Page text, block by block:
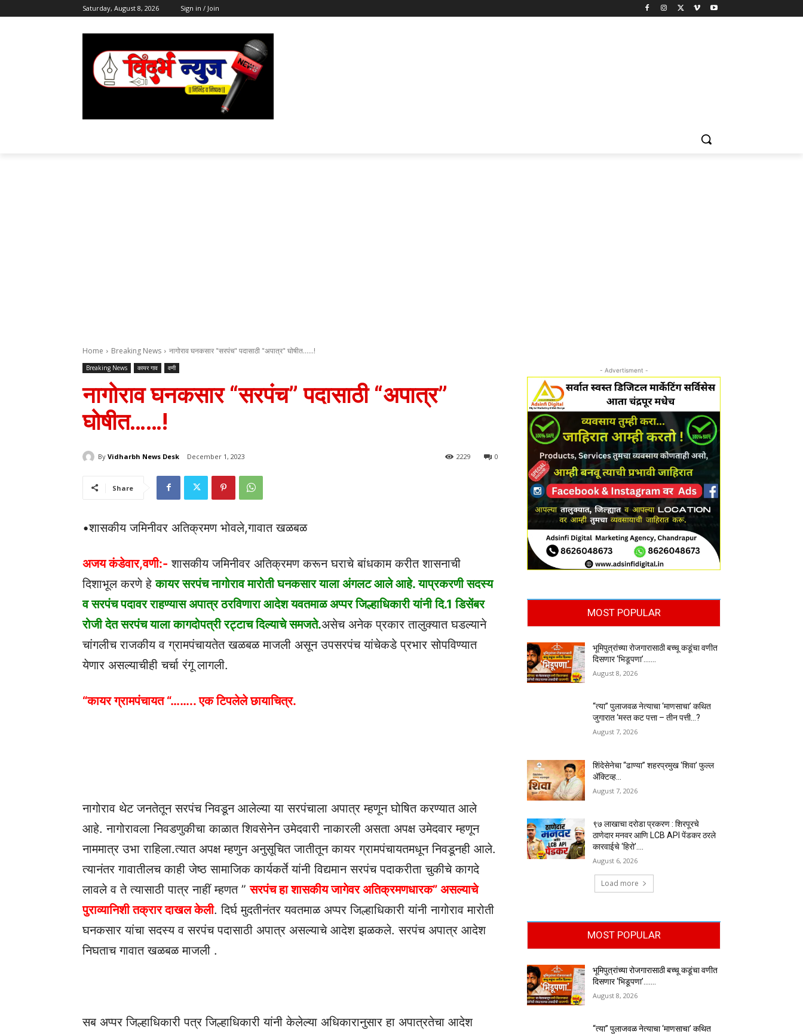
Saturday, August 8, 2026 Sign in / Join
Home Breaking News नागोराव घनकसार "सरपंच" पदासाठी "अपात्र" घोषीत......!
Breaking News कायर गाव वणी
नागोराव घनकसार “सरपंच” पदासाठी “अपात्र”
घोषीत……!
By Vidharbh News Desk December 1, 2023 0
2229
Share
•शासकीय जमिनीवर अतिक्रमण भोवले,गावात खळबळ
अजय कंडेवार,वणी:- शासकीय जमिनीवर अतिक्रमण करून घराचे बांधकाम करीत शासनाची
दिशाभूल करणे हेकायर सरपंच नागोराव मारोती घनकसार याला अंगलट आले आहे. याप्रकरणी सदस्य
व सरपंच पदावर राहण्यास अपात्र ठरविणारा आदेश यवतमाळ अप्पर जिल्हाधिकारी यांनी दि.1 डिसेंबर
रोजी देत सरपंच याला कागदोपत्री रट्टाच दिल्याचे समजते.असेच अनेक प्रकार तालुक्यात घडल्याने
चांगलीच राजकीय व ग्रामपंचायतेत खळबळ माजली असून उपसरपंच यांचेकडे प्रभार सोपविण्यात
येणार असल्याचीही चर्चा रंगू लागली.
“कायर ग्रामपंचायत “…….. एक टिपलेले छायाचित्र.
नागोराव थेट जनतेतून सरपंच निवडून आलेल्या या सरपंचाला अपात्र म्हणून घोषित करण्यात आले
आहे. नागोरावला निवडणुकीचा काळात शिवसेनेन उमेदवारी नाकारली असता अपक्ष उमेदवार म्हणून
नाममात्र उभा राहिला.त्यात अपक्ष म्हणुन अनुसूचित जातीतून कायर ग्रामपंचायतमधून निवडूनही आले.
त्यानंतर गावातीलच काही जेष्ठ सामाजिक कार्यकर्ते यांनी विद्यमान सरपंच पदाकरीता चुकीचे कागदे
लावले व ते त्यासाठी पात्र नाहीं म्हणत ”सरपंच हा शासकीय जागेवर अतिक्रमणधारक” असल्याचे
पुराव्यानिशी तक्रार दाखल केली. दिर्घ मुदतीनंतर यवतमाळ अप्पर जिल्हाधिकारी यांनी नागोराव मारोती
घनकसार यांचा सदस्य व सरपंच पदासाठी अपात्र असल्याचे आदेश झळकले. सरपंच अपात्र आदेश
निघताच गावात खळबळ माजली .
सब अप्पर जिल्हाधिकारी पत्र जिल्हाधिकारी यांनी केलेल्या अधिकारानुसार हा अपात्रतेचा आदेश
- Advertisment -
MOST POPULAR
भूमिपुत्रांच्या रोजगारासाठी बच्चू कडूंचा वणीत
दिसणार ‘भिडूपणा’…….
August 8, 2026
“त्या” पुलाजवळ नेत्याचा ‘माणसाचा’ कथित
जुगारात ‘मस्त कट पत्ता – तीन पत्ती…?
August 7, 2026
शिंदेसेनेचा “ढाण्या” शहरप्रमुख ‘शिवा’ फुल्ल
ॲक्टिव्ह…
August 7, 2026
९७ लाखाचा दरोडा प्रकरण : शिरपूरचे
ठाणेदार मनवर आणि LCB API पेंडकर ठरले
कारवाईचे ‘हिरो’….
August 6, 2026
Load more
MOST POPULAR
भूमिपुत्रांच्या रोजगारासाठी बच्चू कडूंचा वणीत
दिसणार ‘भिडूपणा’…….
August 8, 2026
“त्या” पुलाजवळ नेत्याचा ‘माणसाचा’ कथित